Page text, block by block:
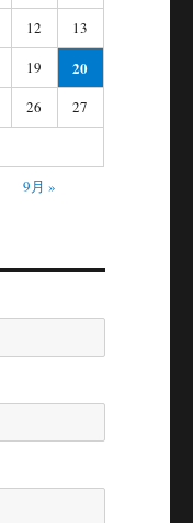
12
13
19
20
26 27
9月 »